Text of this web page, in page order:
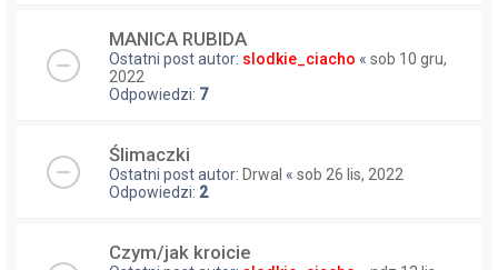
MANICA RUBIDA
Ostatni post autor: slodkie_ciacho « sob 10 gru,
2022
Odpowiedzi: 7
Ślimaczki
Ostatni post autor: Drwal « sob 26 lis, 2022
Odpowiedzi: 2
Czym/jak kroicie